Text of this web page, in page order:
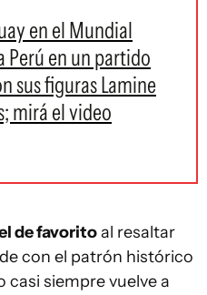
en el Mundial
Perú en un partido
sus figuras Lamine
mirá el video
de favoritoal resaltar
con el patrón histórico
casi siempre vuelve a